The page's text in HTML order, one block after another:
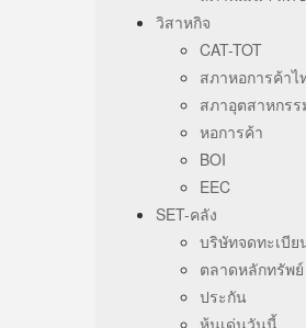
วิสาหกิจ
CAT-TOT
สภาหอการค้าไ
สภาอุตสาหกรร
หอการค้า
BOI
EEC
SET-คลัง
บริษัทจดทะเบีย
ตลาดหลักทรัพย์
ประกัน
หุ้นเด่นวันนี้